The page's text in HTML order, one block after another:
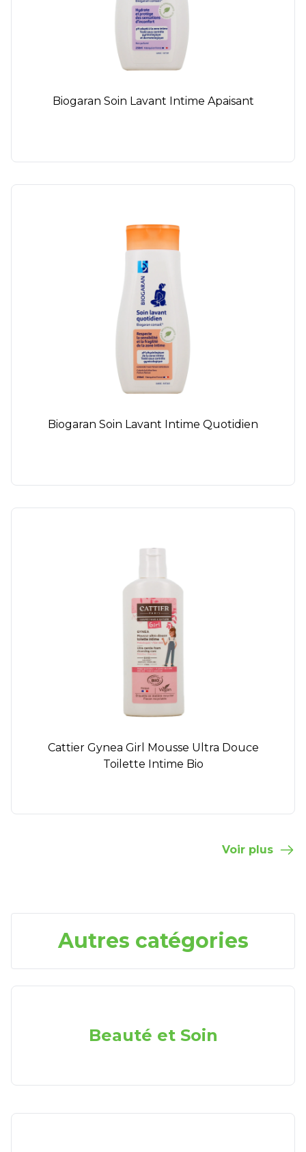
Biogaran Soin Lavant Intime Apaisant
Biogaran Soin Lavant Intime Quotidien
Cattier Gynea Girl Mousse Ultra Douce
Toilette Intime Bio
Voir plus
Autres catégories
Beauté et Soin